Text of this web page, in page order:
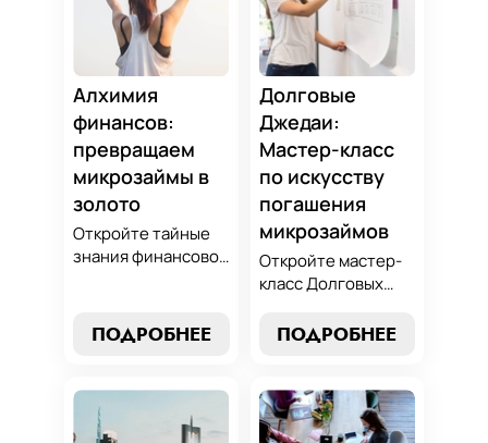
Алхимия
финансов:
превращаем
микрозаймы в
золото
Откройте тайные
знания финансовой
превращать
обязательства по
золотые
возможности.
ПОДРОБНЕЕ
Долговые
Джедаи:
Мастер-класс
по искусству
погашения
микрозаймов
Откройте мастер-
класс Долговых
погашению
финансового
равновесия.
ПОДРОБНЕЕ